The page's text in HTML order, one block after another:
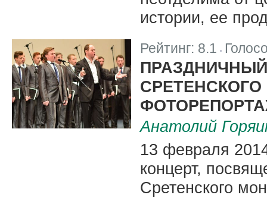
истории, ее
Рейтинг: 8.1
Анатолий
13 февраля
концерт,
Сретенского